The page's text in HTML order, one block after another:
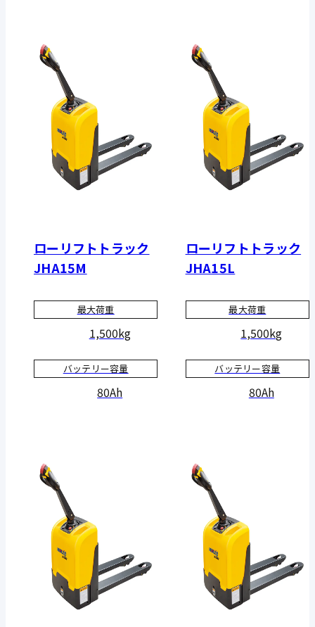
ローリフトトラック
JHA15M
最大荷重
1,500kg
バッテリー容量
80Ah
ローリフトトラック
JHA15L
最大荷重
1,500kg
バッテリー容量
80Ah